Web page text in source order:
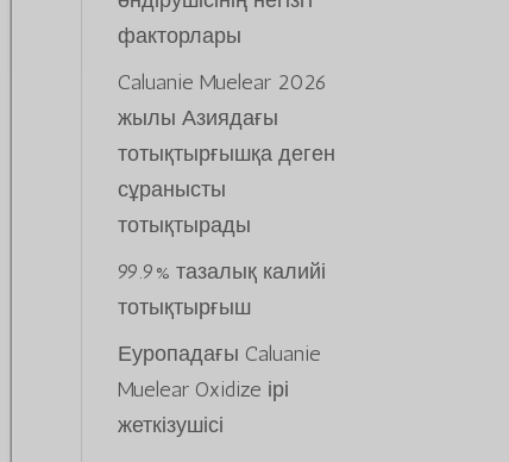
факторлары
Caluanie Muelear 2026
жылы Азиядағы
тотықтырғышқа деген
сұранысты
тотықтырады
99.9% тазалық калийі
тотықтырғыш
Еуропадағы Caluanie
Muelear Oxidize ірі
жеткізушісі